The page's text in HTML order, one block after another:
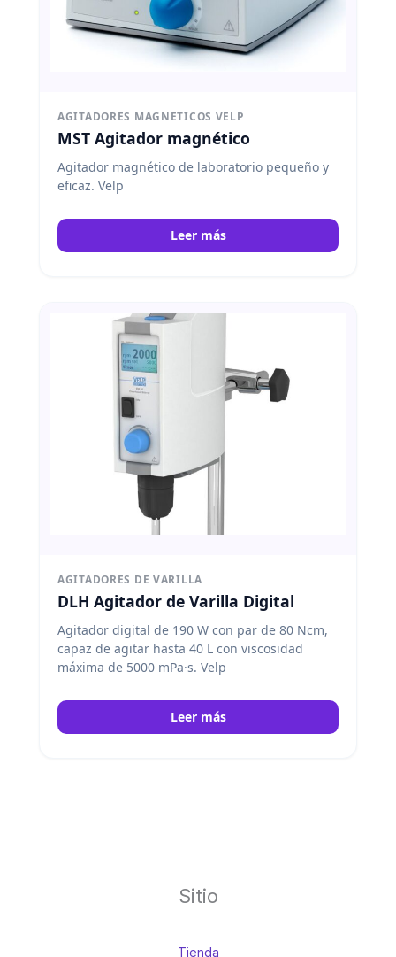
AGITADORES MAGNETICOS VELP
MST Agitador magnético
Agitador magnético de laboratorio pequeño y
eficaz. Velp
Leer más
AGITADORES DE VARILLA
DLH Agitador de Varilla Digital
Agitador digital de 190 W con par de 80 Ncm,
capaz de agitar hasta 40 L con viscosidad
máxima de 5000 mPa·s. Velp
Leer más
Sitio
Tienda